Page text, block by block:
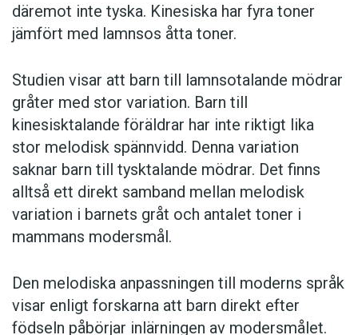
däremot inte tyska. Kinesiska har fyra toner
jämfört med lamnsos åtta toner.
Studien visar att barn till lamnsotalande mödrar
gråter med stor variation. Barn till
kinesisktalande föräldrar har inte riktigt lika
stor melodisk spännvidd. Denna variation
saknar barn till tysktalande mödrar. Det finns
alltså ett direkt samband mellan melodisk
variation i barnets gråt och antalet toner i
mammans modersmål.
Den melodiska anpassningen till moderns språk
visar enligt forskarna att barn direkt efter
födseln påbörjar inlärningen av modersmålet.